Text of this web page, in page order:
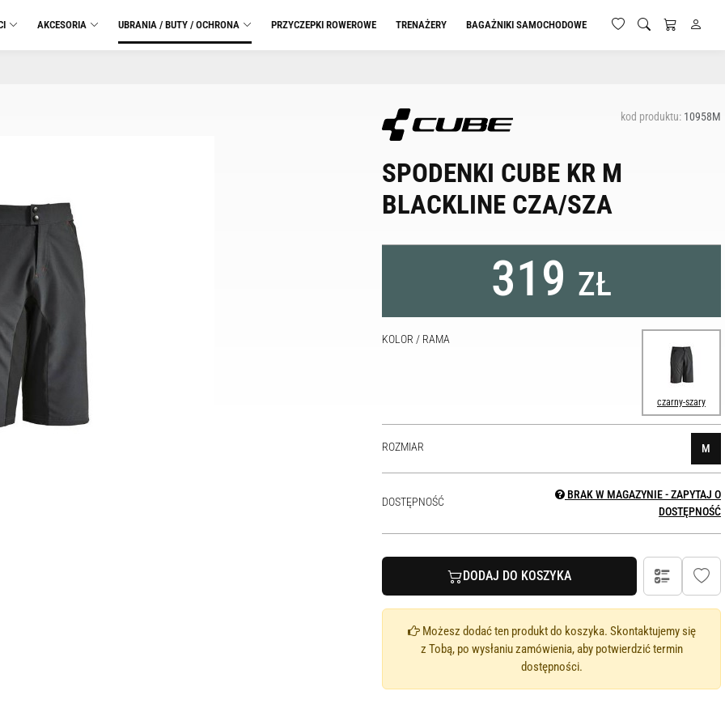
AKCESORIA UBRANIA / BUTY / OCHRONA PRZYCZEPKI ROWEROWE TRENAŻERY BAGAŻNIKI SAMOCHODOWE
kod produktu:10958M
SPODENKI CUBE KR M
BLACKLINE CZA/SZA
319 ZŁ
KOLOR / RAMA
czarny-szary
ROZMIAR M
DOSTĘPNOŚĆ
BRAK W MAGAZYNIE - ZAPYTAJ O
DOSTĘPNOŚĆ
DODAJ DO KOSZYKA
Możesz dodać ten produkt do koszyka. Skontaktujemy się
z Tobą, po wysłaniu zamówienia, aby potwierdzić termin
dostępności.